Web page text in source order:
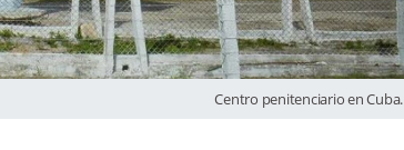
Centro penitenciario en Cuba.